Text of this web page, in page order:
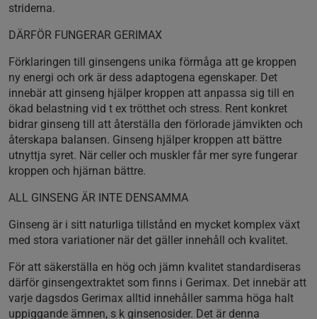
striderna.
DÄRFÖR FUNGERAR GERIMAX
Förklaringen till ginsengens unika förmåga att ge kroppen
ny energi och ork är dess adaptogena egenskaper. Det
innebär att ginseng hjälper kroppen att anpassa sig till en
ökad belastning vid t ex trötthet och stress. Rent konkret
bidrar ginseng till att återställa den förlorade jämvikten och
återskapa balansen. Ginseng hjälper kroppen att bättre
utnyttja syret. När celler och muskler får mer syre fungerar
kroppen och hjärnan bättre.
ALL GINSENG ÄR INTE DENSAMMA
Ginseng är i sitt naturliga tillstånd en mycket komplex växt
med stora variationer när det gäller innehåll och kvalitet.
För att säkerställa en hög och jämn kvalitet standardiseras
därför ginsengextraktet som finns i Gerimax. Det innebär att
varje dagsdos Gerimax alltid innehåller samma höga halt
uppiggande ämnen, s k ginsenosider. Det är denna